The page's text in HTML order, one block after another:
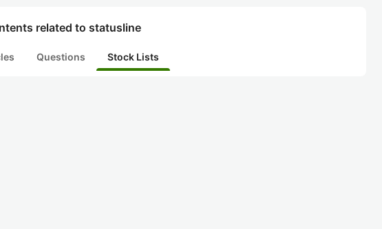
related to statusline
Questions Stock Lists